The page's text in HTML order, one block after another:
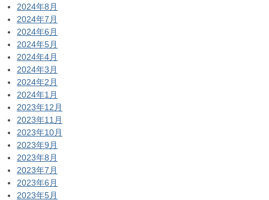
2024年8月
2024年7月
2024年6月
2024年5月
2024年4月
2024年3月
2024年2月
2024年1月
2023年12月
2023年11月
2023年10月
2023年9月
2023年8月
2023年7月
2023年6月
2023年5月